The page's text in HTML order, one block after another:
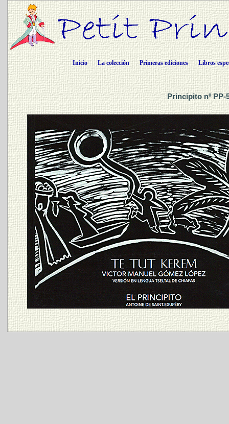
Inicio La colección Primeras ediciones Libros
Principito nº PP-